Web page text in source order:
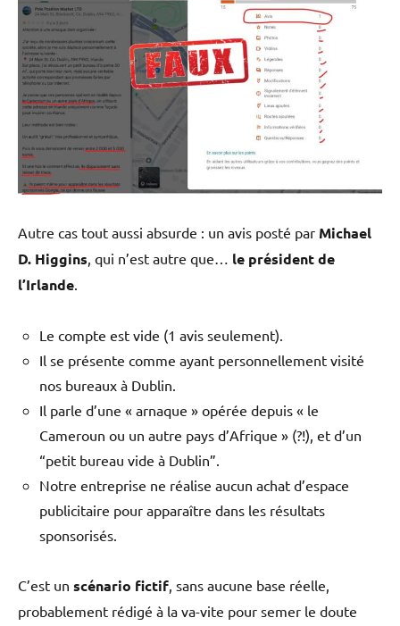
Autre cas tout aussi absurde : un avis posté par Michael
D. Higgins, qui n’est autre que… le président de
l’Irlande.
Le compte est vide (1 avis seulement).
Il se présente comme ayant personnellement visité
nos bureaux à Dublin.
Il parle d’une « arnaque » opérée depuis « le
Cameroun ou un autre pays d’Afrique » (?!), et d’un
“petit bureau vide à Dublin”.
Notre entreprise ne réalise aucun achat d’espace
publicitaire pour apparaître dans les résultats
sponsorisés.
C’est un scénario fictif, sans aucune base réelle,
probablement rédigé à la va-vite pour semer le doute